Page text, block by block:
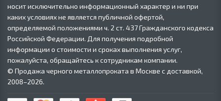
носит исключительно информационный характер и ни при
каких условиях не является публичной офертой,
определяемой положениями ч. 2 ст. 437 Гражданского кодекса
Российской Федерации. Для получения подробной
информации о стоимости и сроках выполнения услуг,
пожалуйста, обращайтесь к сотрудникам компании.
© Продажа черного металлопроката в Москве с доставкой,
2008–2026.